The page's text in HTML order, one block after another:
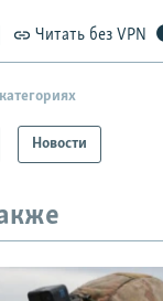
РС
Читать без VPN
Новости